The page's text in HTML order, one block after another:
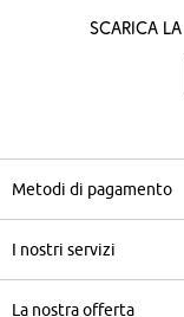
Scarica
Metodi di pagamento
I nostri servizi
La nostra offerta